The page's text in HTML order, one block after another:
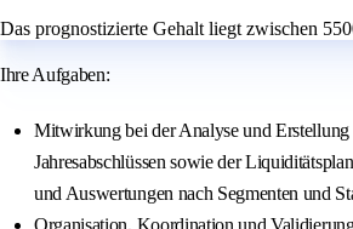
Das prognostizierte Gehalt liegt zwischen
Ihre Aufgaben:
Mitwirkung bei der Analyse und
Jahresabschlüssen sowie der
und Auswertungen nach Segmenten und